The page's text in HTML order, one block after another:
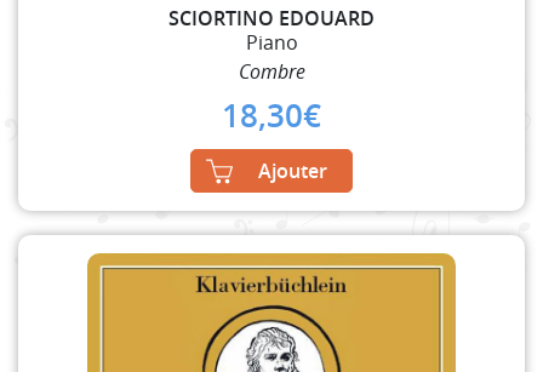
SCIORTINO EDOUARD
Piano
Combre
18,30€
Ajouter